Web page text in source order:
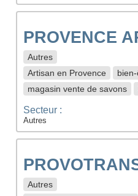
PROVENCE
Autres
Artisan en Provence
magasin vente de savons
Secteur :
Autres
Autres